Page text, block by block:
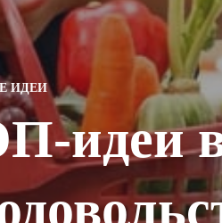
ИДЕИ
идеи